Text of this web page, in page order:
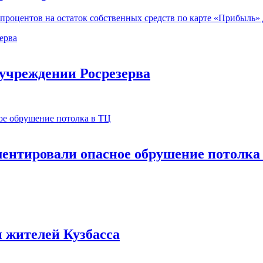
на остаток собственных средств по карте
Росрезерва
опасное обрушение
Кузбасса